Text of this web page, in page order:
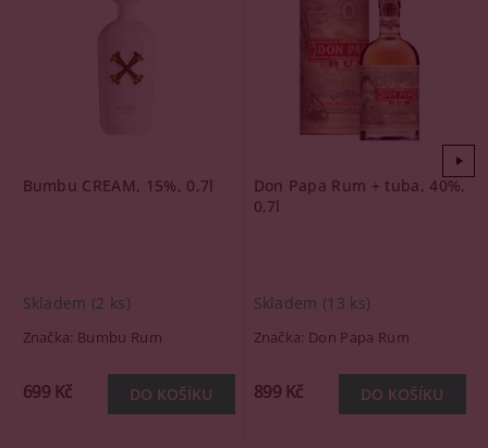
Bumbu CREAM, 15%, 0,7l
Skladem (2 ks)
Značka: Bumbu Rum
699 Kč
Don Papa Rum + tuba, 40%,
0,7l
Skladem (13 ks)
Značka: Don Papa Rum
899 Kč